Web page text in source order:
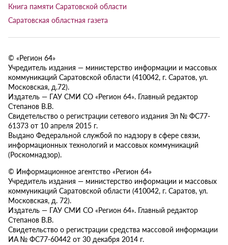
Книга памяти Саратовской области
Саратовская областная газета
© «Регион 64»
Учредитель издания — министерство информации и массовых
коммуникаций Саратовской области (410042, г. Саратов, ул.
Московская, д.72).
Издатель — ГАУ СМИ СО «Регион 64». Главный редактор
Степанов В.В.
Свидетельство о регистрации сетевого издания Эл № ФС77-
61373 от 10 апреля 2015 г.
Выдано Федеральной службой по надзору в сфере связи,
информационных технологий и массовых коммуникаций
(Роскомнадзор).
© Информационное агентство «Регион 64»
Учредитель издания — министерство информации и массовых
коммуникаций Саратовской области (410042, г. Саратов, ул.
Московская, д. 72).
Издатель — ГАУ СМИ СО «Регион 64». Главный редактор
Степанов В.В.
Свидетельство о регистрации средства массовой информации
ИА № ФС77-60442 от 30 декабря 2014 г.